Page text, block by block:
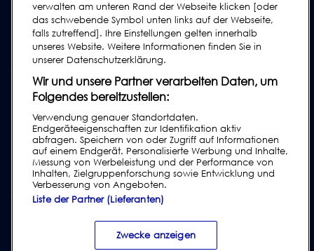
Bedienungsanleitungen
Industrie Ratgeber
ältere Produkte
Tragen Sie sich in unsere Mailing-Liste ein
Datenschutzrichtlinien|Haftungsausschluss
Lieferantenbedingungen
Transparency Statement|Verstoß gegen den Verhaltenskodex melden
verwalten am unteren Rand der Webseite klicken [oder
das schwebende Symbol unten links auf der Webseite,
falls zutreffend]. Ihre Einstellungen gelten innerhalb
unseres Website. Weitere Informationen finden Sie in
unserer Datenschutzerklärung.
Wir und unsere Partner verarbeiten Daten, um
Folgendes bereitzustellen:
Verwendung genauer Standortdaten.
Endgeräteeigenschaften zur Identifikation aktiv
abfragen. Speichern von oder Zugriff auf Informationen
auf einem Endgerät. Personalisierte Werbung und Inhalte,
Messung von Werbeleistung und der Performance von
Inhalten, Zielgruppenforschung sowie Entwicklung und
Verbesserung von Angeboten.
Liste der Partner (Lieferanten)
Zwecke anzeigen